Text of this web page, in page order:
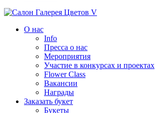
О нас
Info
Пресса о нас
Мероприятия
Участие в конкурсах и проектах
Flower Class
Вакансии
Награды
Заказать букет
Букеты